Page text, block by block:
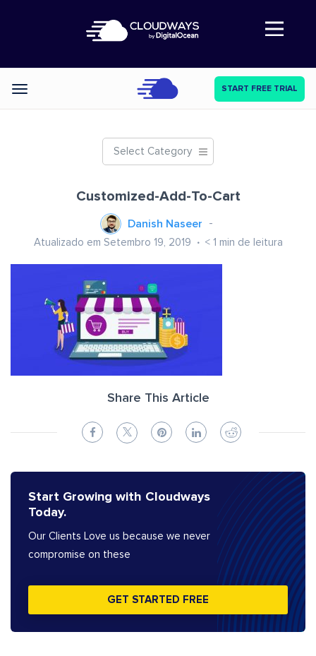
Abre a navegação
Categories START FREE TRIAL
Select Category
Customized-Add-To-Cart
Danish Naseer
Atualizado em Setembro 19, 2019 < 1 min de leitura
Share This Article
Start Growing with Cloudways
Today.
Our Clients Love us because we never
compromise on these
GET STARTED FREE